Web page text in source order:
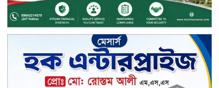
খালেদা জিয়ার গাড়ীতে হামলাকারী
রুবেলের গোত্রীয় সন্ত্রাসীদের গ্রেফতারের
দাবি
ক্যাশলেস বাংলাদেশ বিনির্মাণে
ইসলামী ব্যাংকের উদ্যোগে বাংলা
কিউআর নিয়ে বিশিষ্ট আলেমদের সঙ্গে
মতবিনিময় সভা অনুষ্ঠিত